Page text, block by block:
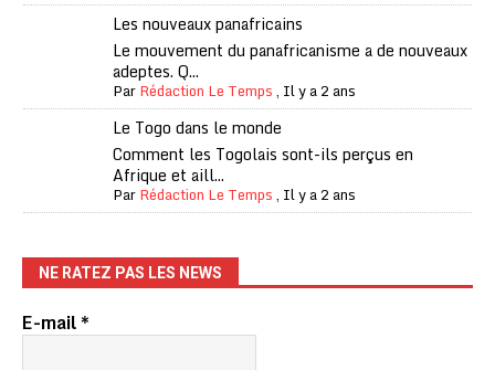
Les nouveaux panafricains
Le mouvement du panafricanisme a de nouveaux
adeptes. Q...
ParRédaction Le Temps, Il y a 2 ans
Le Togo dans le monde
Comment les Togolais sont-ils perçus en
Afrique et aill...
ParRédaction Le Temps, Il y a 2 ans
NE RATEZ PAS LES NEWS
E-mail*